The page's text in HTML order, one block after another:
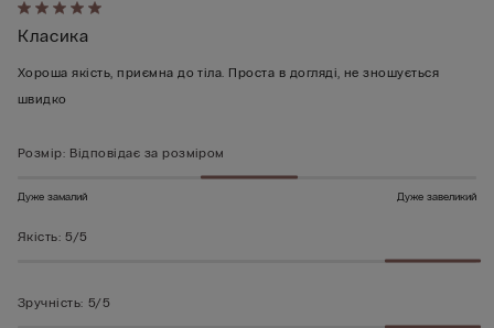
Оцінено
5
з
5
Класика
Хороша якість, приємна до тіла. Проста в догляді, не зношується
швидко
Розмір: Відповідає за розміром
Дуже замалий Дуже завеликий
Якість: 5/5
Зручність: 5/5